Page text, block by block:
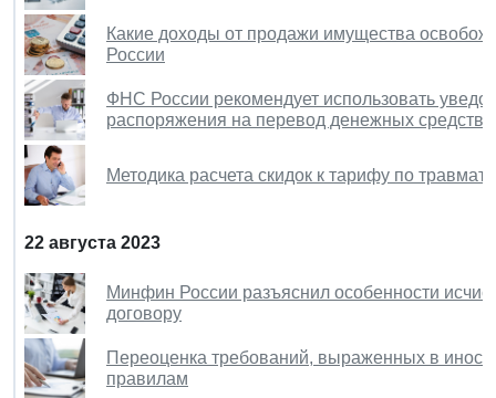
Какие доходы от продажи имущества
России
ФНС России рекомендует использовать
распоряжения на перевод денежных средств
Методика расчета скидок к тарифу по
22 августа 2023
Минфин России разъяснил особенности
договору
Переоценка требований, выраженных в
правилам